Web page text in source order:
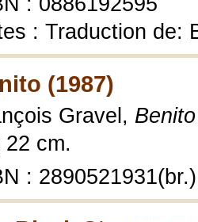
: Traduction de:
(1987)
Gravel,
22 cm.
: 2890521931(br.)